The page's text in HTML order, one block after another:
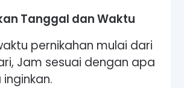
Tanggal dan Waktu
pernikahan mulai dari
Jam sesuai dengan apa